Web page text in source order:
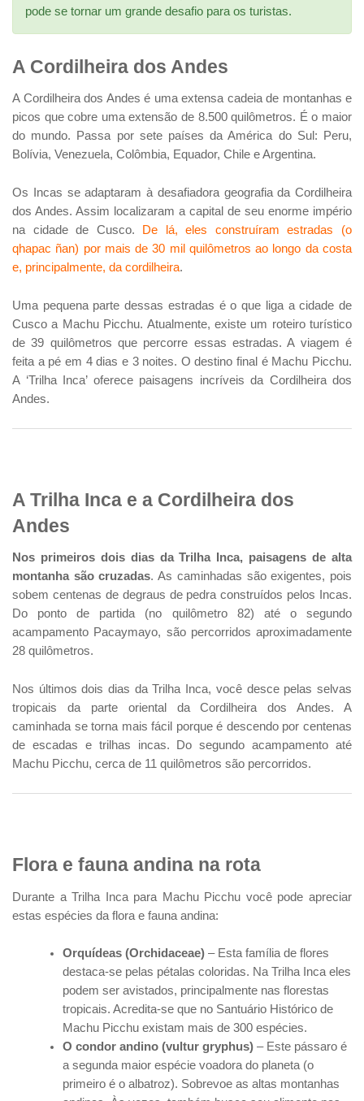
pode se tornar um grande desafio para os turistas.
A Cordilheira dos Andes
A Cordilheira dos Andes é uma extensa cadeia de montanhas e
picos que cobre uma extensão de 8.500 quilômetros. É o maior
do mundo. Passa por sete países da América do Sul: Peru,
Bolívia, Venezuela, Colômbia, Equador, Chile e Argentina.
Os Incas se adaptaram à desafiadora geografia da Cordilheira
dos Andes. Assim localizaram a capital de seu enorme império
na cidade de Cusco.
De lá, eles construíram estradas (o
qhapac ñan) por mais de 30 mil quilômetros ao longo da costa
e, principalmente, da cordilheira.
Uma pequena parte dessas estradas é o que liga a cidade de
Cusco a Machu Picchu. Atualmente, existe um roteiro turístico
de 39 quilômetros que percorre essas estradas. A viagem é
feita a pé em 4 dias e 3 noites. O destino final é Machu Picchu.
A ‘Trilha Inca’ oferece paisagens incríveis da Cordilheira dos
Andes.
A Trilha Inca e a Cordilheira dos
Andes
Nos primeiros dois dias da Trilha Inca, paisagens de alta
montanha são cruzadas. As caminhadas são exigentes, pois
sobem centenas de degraus de pedra construídos pelos Incas.
Do ponto de partida (no quilômetro 82) até o segundo
acampamento Pacaymayo, são percorridos aproximadamente
28 quilômetros.
Nos últimos dois dias da Trilha Inca, você desce pelas selvas
tropicais da parte oriental da Cordilheira dos Andes. A
caminhada se torna mais fácil porque é descendo por centenas
de escadas e trilhas incas. Do segundo acampamento até
Machu Picchu, cerca de 11 quilômetros são percorridos.
Flora e fauna andina na rota
Durante a Trilha Inca para Machu Picchu você pode apreciar
estas espécies da flora e fauna andina:
Orquídeas (Orchidaceae) – Esta família de flores
destaca-se pelas pétalas coloridas. Na Trilha Inca eles
podem ser avistados, principalmente nas florestas
tropicais. Acredita-se que no Santuário Histórico de
Machu Picchu existam mais de 300 espécies.
O condor andino (vultur gryphus) – Este pássaro é
a segunda maior espécie voadora do planeta (o
primeiro é o albatroz). Sobrevoe as altas montanhas